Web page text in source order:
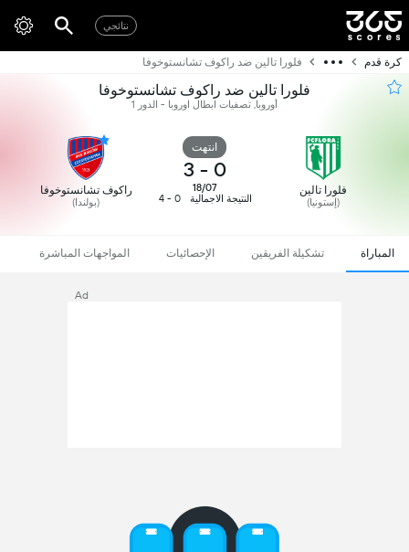
نتائجي
كرة قدم فلورا تالين ضد راكوف تشانستوخوفا
فلورا تالين ضد راكوف تشانستوخوفا
أوروبا, تصفيات ابطال اوروبا - الدور 1
فلورا تالين
(إستونيا)
انتهت
0
-
3
18/07
النتيجة الاجمالية
0 - 4
راكوف تشانستوخوفا
(بولندا)
المباراة تشكيلة الفريقين الإحصائيات المواجهات المباشرة
Ad